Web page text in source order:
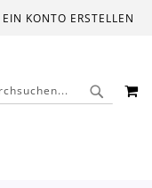
EIN KONTO ERSTELLEN